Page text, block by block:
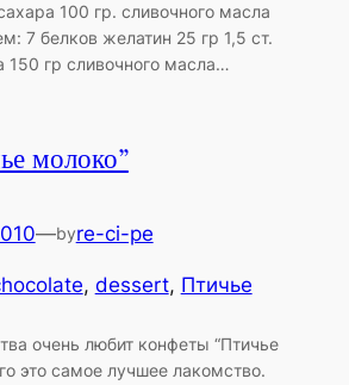
100 гр. сливочного масла
7 белков желатин 25 гр 1,5 ст.
150 гр сливочного масла…
молоко”
—byre-ci-pe
, dessert, Птичье
очень любит конфеты “Птичье
это самое лучшее лакомство.